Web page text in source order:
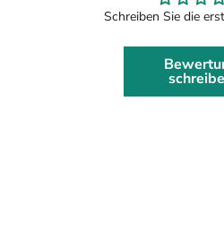
Schreiben Sie die